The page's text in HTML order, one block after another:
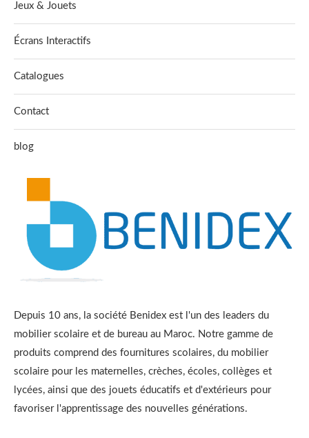
Jeux & Jouets
Écrans Interactifs
Catalogues
Contact
blog
Depuis 10 ans, la société Benidex est l'un des leaders du
mobilier scolaire et de bureau au Maroc. Notre gamme de
produits comprend des fournitures scolaires, du mobilier
scolaire pour les maternelles, crèches, écoles, collèges et
lycées, ainsi que des jouets éducatifs et d'extérieurs pour
favoriser l'apprentissage des nouvelles générations.